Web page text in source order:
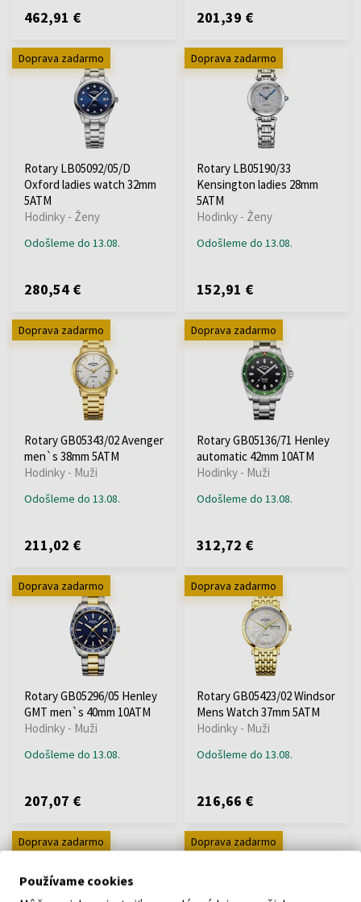
462,91 € 201,39 €
Doprava zadarmo
Rotary LB05092/05/D
Oxford ladies watch 32mm
5ATM
Hodinky - Ženy
Odošleme do 13.08.
280,54 €
Doprava zadarmo
Rotary LB05190/33
Kensington ladies 28mm
5ATM
Hodinky - Ženy
Odošleme do 13.08.
152,91 €
Doprava zadarmo
Rotary GB05343/02 Avenger
men`s 38mm 5ATM
Hodinky - Muži
Odošleme do 13.08.
211,02 €
Doprava zadarmo
Rotary GB05136/71 Henley
automatic 42mm 10ATM
Hodinky - Muži
Odošleme do 13.08.
312,72 €
Doprava zadarmo
Rotary GB05296/05 Henley
GMT men`s 40mm 10ATM
Hodinky - Muži
Odošleme do 13.08.
207,07 €
Doprava zadarmo
Rotary GB05423/02 Windsor
Mens Watch 37mm 5ATM
Hodinky - Muži
Odošleme do 13.08.
216,66 €
Doprava zadarmo Doprava zadarmo
Používame cookies